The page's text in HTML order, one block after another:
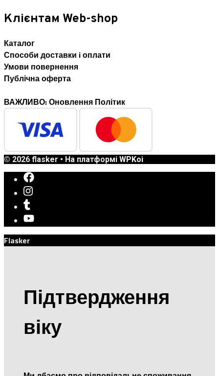
Клієнтам Web-shop
Каталог
Способи доставки i оплати
Умови повернення
Публічна оферта
ВАЖЛИВО: Оновлення Політик
© 2026 flasker • На платформі WPKoi
Flasker
Підтвердження
віку